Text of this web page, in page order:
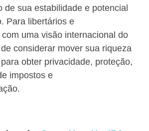
de sua estabilidade e potencial
Para libertários e
uma visão internacional do
considerar mover sua riqueza
obter privacidade, proteção,
impostos e